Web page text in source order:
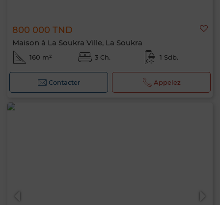
800 000 TND
Maison à La Soukra Ville, La Soukra
160 m² 3 Ch. 1 Sdb.
Contacter Appelez